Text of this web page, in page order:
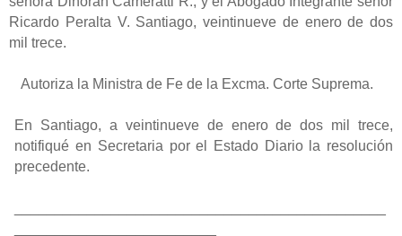
Ricardo Peralta V. Santiago, veintinueve de enero de dos
mil trece.
Autoriza la Ministra de Fe de la Excma. Corte Suprema.
En Santiago, a veintinueve de enero de dos mil trece,
notifiqué en Secretaria por el Estado Diario la resolución
precedente.